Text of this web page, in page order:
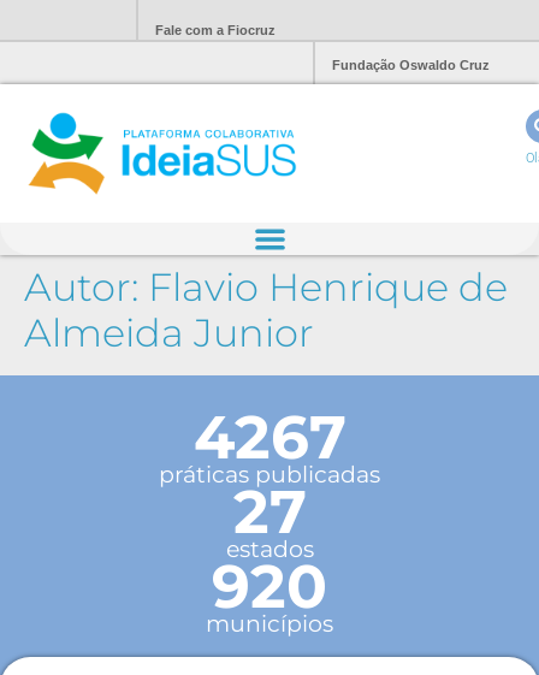
Fale com a Fiocruz
Fundação Oswaldo Cruz
Autor: Flavio Henrique de
Almeida Junior
4267
práticas publicadas
27
estados
920
municípios